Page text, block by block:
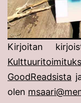
Kirjoitan
GoodReadsista
olen